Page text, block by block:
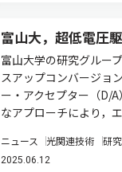
富山大，超低電圧
富山大学の研究グルー
スアップコンバージョ
ー・アクセプター（D/
なアプローチにより，
ニュース 光関連技術 研
2025.06.12